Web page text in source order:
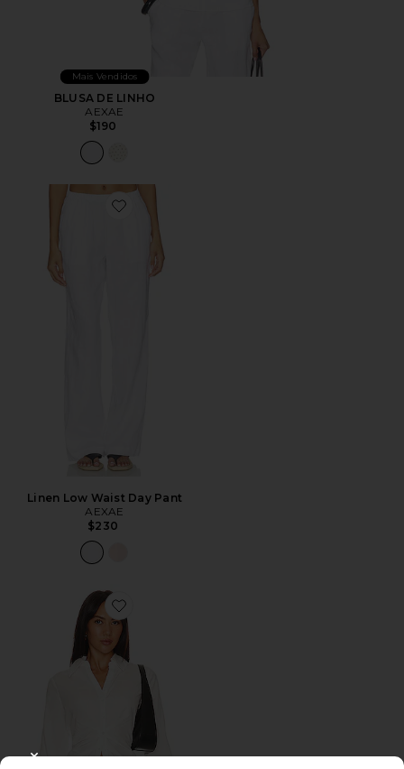
Mais Vendidos
BLUSA DE LINHO
AEXAE
$190
Favorite Linen Low Waist Day Pant
Linen Low Waist Day Pant
AEXAE
$230
Favorite Alera Shirt